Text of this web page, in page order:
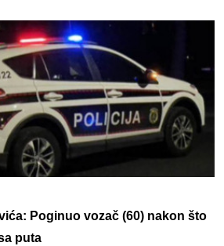
Poginuo vozač (60) nakon što
puta